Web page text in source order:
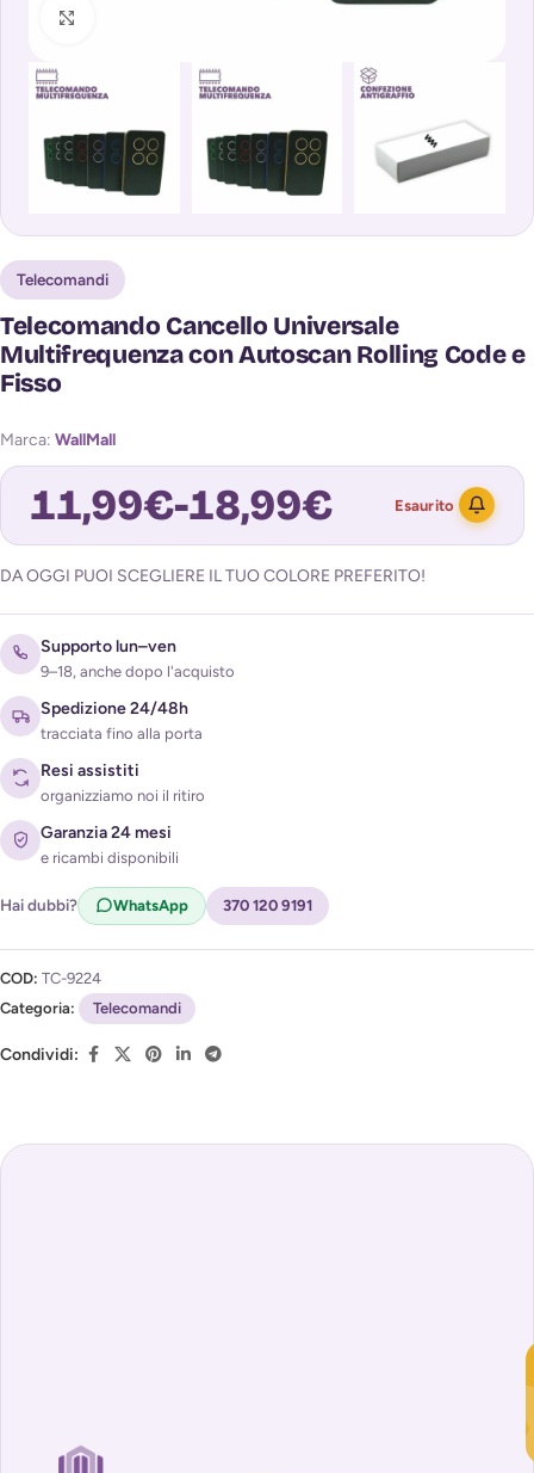
Telecomandi
Telecomando Cancello Universale
Multifrequenza con Autoscan Rolling Code e
Fisso
Marca: WallMall
11,99€-18,99€ Esaurito
Acconsento al trattamento dei miei dati per ricevere
l'avviso di disponibilità (
DA OGGI PUOI SCEGLIERE IL TUO COLORE PREFERITO!
Supporto lun–ven
9–18, anche dopo l'acquisto
Spedizione 24/48h
tracciata fino alla porta
Resi assistiti
organizziamo noi il ritiro
Garanzia 24 mesi
e ricambi disponibili
Hai dubbi? WhatsApp 370 120 9191
COD: TC-9224
Categoria:
Telecomandi
Condividi: